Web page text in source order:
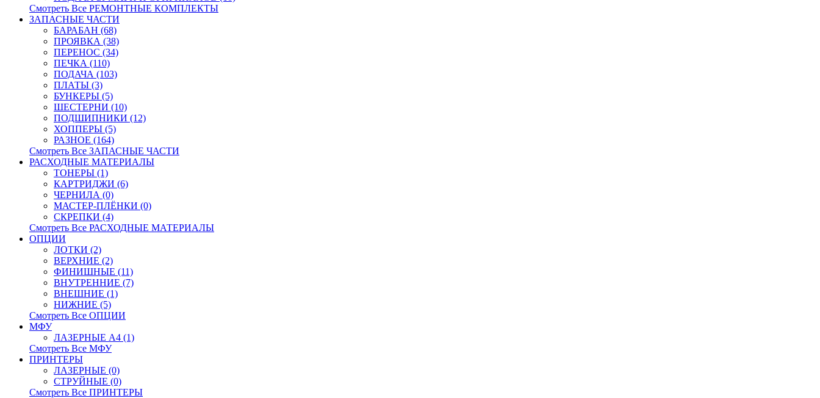
Смотреть Все РЕМОНТНЫЕ КОМПЛЕКТЫ
ЗАПАСНЫЕ ЧАСТИ
БАРАБАН (68)
ПРОЯВКА (38)
ПЕРЕНОС (34)
ПЕЧКА (110)
ПОДАЧА (103)
ПЛАТЫ (3)
БУНКЕРЫ (5)
ШЕСТЕРНИ (10)
ПОДШИПНИКИ (12)
ХОППЕРЫ (5)
РАЗНОЕ (164)
Смотреть Все ЗАПАСНЫЕ ЧАСТИ
РАСХОДНЫЕ МАТЕРИАЛЫ
ТОНЕРЫ (1)
КАРТРИДЖИ (6)
ЧЕРНИЛА (0)
МАСТЕР-ПЛЁНКИ (0)
СКРЕПКИ (4)
Смотреть Все РАСХОДНЫЕ МАТЕРИАЛЫ
ОПЦИИ
ЛОТКИ (2)
ВЕРХНИЕ (2)
ФИНИШНЫЕ (11)
ВНУТРЕННИЕ (7)
ВНЕШНИЕ (1)
НИЖНИЕ (5)
Смотреть Все ОПЦИИ
МФУ
ЛАЗЕРНЫЕ A4 (1)
Смотреть Все МФУ
ПРИНТЕРЫ
ЛАЗЕРНЫЕ (0)
СТРУЙНЫЕ (0)
Смотреть Все ПРИНТЕРЫ